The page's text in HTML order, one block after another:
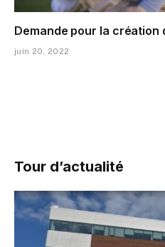
Demande pour la création
juin 20, 2022
Tour d’actualité